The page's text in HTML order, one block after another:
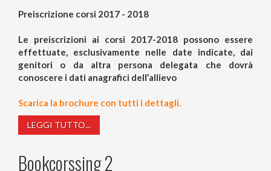
Preiscrizione corsi 2017 - 2018
Le preiscrizioni ai corsi 2017-2018 possono essere
effettuate, esclusivamente nelle date indicate, dai
genitori o da altra persona delegata che dovrà
conoscere i dati anagrafici dell’allievo
Scarica la brochure con tutti i dettagli.
LEGGI TUTTO...
Bookcorssing 2